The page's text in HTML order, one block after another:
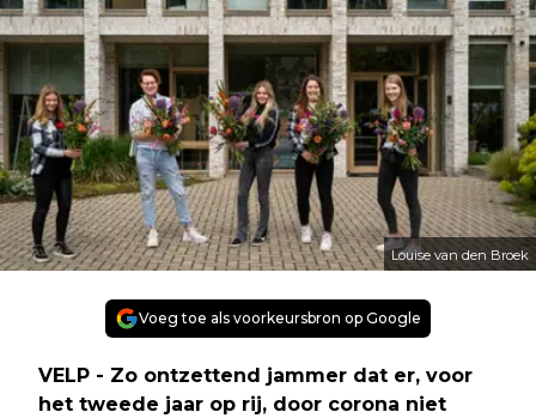
Louise van den Broek
Voeg toe als voorkeursbron op Google
VELP - Zo ontzettend jammer dat er, voor
het tweede jaar op rij, door corona niet